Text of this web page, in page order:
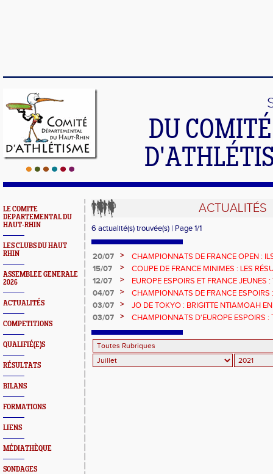
DU
LE COMITE
DEPARTEMENTAL DU
HAUT-RHIN
LES CLUBS DU HAUT
RHIN
ASSEMBLEE GENERALE
2026
ACTUALITÉS
COMPETITIONS
QUALIFIÉ(E)S
RÉSULTATS
BILANS
FORMATIONS
LIENS
MÉDIATHÈQUE
SONDAGES
ACTUALITÉS
6 actualité(s) trouvée(s) | Page 1/1
20/07 >
CHAMPIONNATS DE FRANCE OPEN :
15/07
>
COUPE DE FRANCE MINIMES : LES
DU HAUT-RHIN
12/07 >
EUROPE ESPOIRS ET FRANCE JEUNES
CHEFS DE FILE MEDAILLÉS
04/07 >
CHAMPIONNATS DE FRANCE ESPOIRS
DUMONT-ROTY
03/07 >
JO DE TOKYO : BRIGITTE NTIAMOAH
DEUXIÈMES JO
03/07 > CHAMPIONNATS D'EUROPE ESPOIRS :